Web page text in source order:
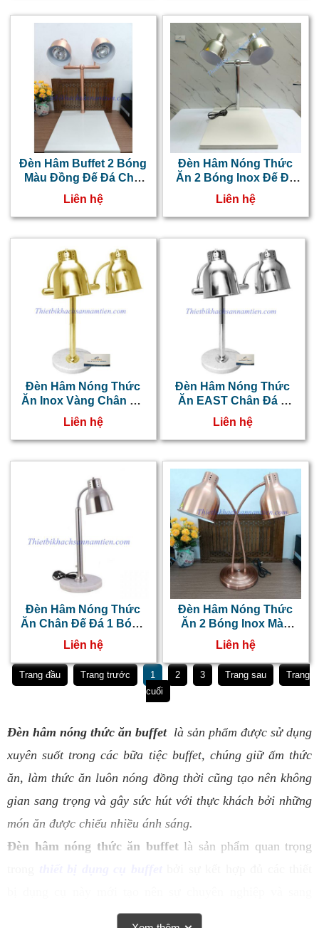
Đèn Hâm Buffet 2 Bóng
Màu Đồng Đế Đá Chữ
Nhật
Liên hệ
Đèn Hâm Nóng Thức
Ăn 2 Bóng Inox Đế Đá
Chữ Nhật
Liên hệ
Đèn Hâm Nóng Thức
Ăn Inox Vàng Chân Đá
2 BóngNT0303032
Liên hệ
Đèn Hâm Nóng Thức
Ăn EAST Chân Đá 2
Bóng NT0303031
Liên hệ
Đèn Hâm Nóng Thức
Ăn Chân Đế Đá 1 Bóng
NT0303030
Liên hệ
Đèn Hâm Nóng Thức
Ăn 2 Bóng Inox Màu
Đồng NT0303030
Liên hệ
Trang đầu Trang trước 1 2 3 Trang sau
Trang
cuối
Đèn hâm nóng thức ăn buffet là sản phẩm được sử dụng
xuyên suốt trong các bữa tiệc buffet, chúng giữ ấm thức
ăn, làm thức ăn luôn nóng đồng thời cũng tạo nên không
gian sang trọng và gây sức hút với thực khách bởi những
món ăn được chiếu nhiều ánh sáng.
Đèn hâm nóng thức ăn buffetlà sản phẩm quan trọng